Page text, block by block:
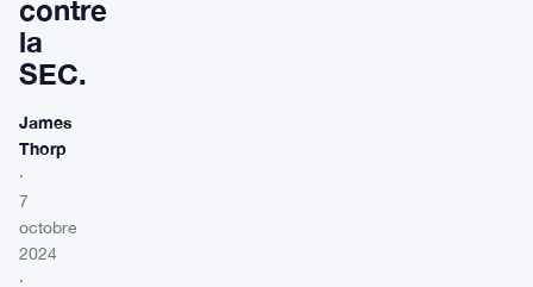
contre
la
SEC.
James
Thorp
·
7
octobre
2024
·